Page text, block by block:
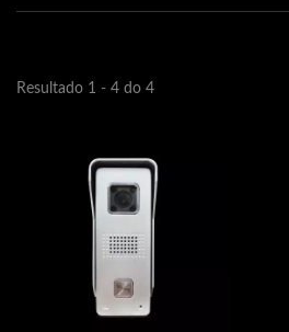
Resultado 1 - 4 do 4